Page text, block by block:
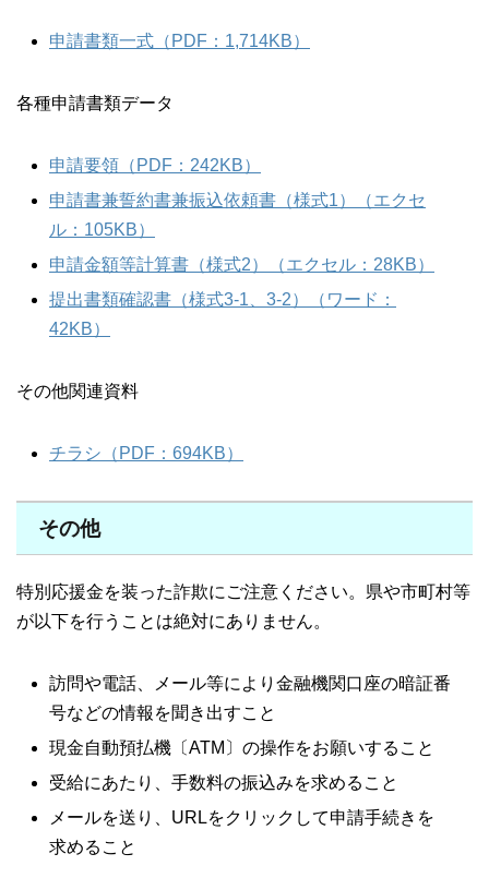
申請書類一式（PDF：1,714KB）
各種申請書類データ
申請要領（PDF：242KB）
申請書兼誓約書兼振込依頼書（様式1）（エクセ
ル：105KB）
申請金額等計算書（様式2）（エクセル：28KB）
提出書類確認書（様式3-1、3-2）（ワード：
42KB）
その他関連資料
チラシ（PDF：694KB）
その他
特別応援金を装った詐欺にご注意ください。県や市町村等
が以下を行うことは絶対にありません。
訪問や電話、メール等により金融機関口座の暗証番
号などの情報を聞き出すこと
現金自動預払機〔ATM〕の操作をお願いすること
受給にあたり、手数料の振込みを求めること
メールを送り、URLをクリックして申請手続きを
求めること